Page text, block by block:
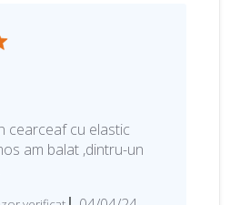
cearceaf cu elastic
am balat ,dintru-un